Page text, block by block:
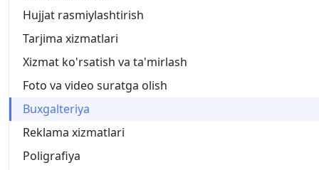
Hujjat rasmiylashtirish
Tarjima xizmatlari
Xizmat ko'rsatish va ta'mirlash
Foto va video suratga olish
Buxgalteriya
Reklama xizmatlari
Poligrafiya